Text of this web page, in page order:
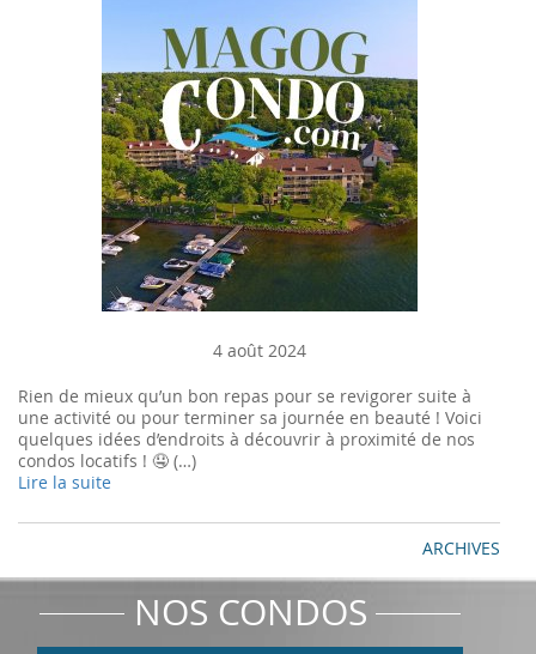
4 août 2024
Rien de mieux qu’un bon repas pour se revigorer suite à
une activité ou pour terminer sa journée en beauté ! Voici
quelques idées d’endroits à découvrir à proximité de nos
condos locatifs ! 🤤 (…)
Lire la suite
ARCHIVES
NOS CONDOS